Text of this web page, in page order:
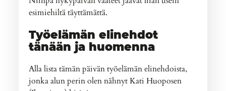
esimiehiltä täyttämättä.
Työelämän elinehdot
tänään ja huomenna
Alla lista tämän päivän työelämän elinehdoista,
jonka alun perin olen nähnyt Kati Huoposen